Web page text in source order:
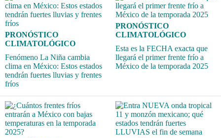
PRONÓSTICO
CLIMATOLÓGICO
Fenómeno La Niña cambia
clima en México: Estos estados
tendrán fuertes lluvias y frentes
fríos
PRONÓSTICO
CLIMATOLÓGICO
Esta es la FECHA exacta que
llegará el primer frente frío a
México de la temporada 2025